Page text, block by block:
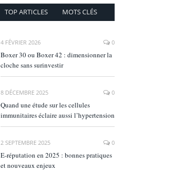
TOP ARTICLES MOTS CLÉS
4 FÉVRIER 2026 0
Boxer 30 ou Boxer 42 : dimensionner la
cloche sans surinvestir
8 DÉCEMBRE 2025 0
Quand une étude sur les cellules
immunitaires éclaire aussi l’hypertension
2 SEPTEMBRE 2025 0
E‑réputation en 2025 : bonnes pratiques
et nouveaux enjeux